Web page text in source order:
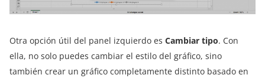
Otra opción útil del panel izquierdo es Cambiar tipo. Con
ella, no solo puedes cambiar el estilo del gráfico, sino
también crear un gráfico completamente distinto basado en